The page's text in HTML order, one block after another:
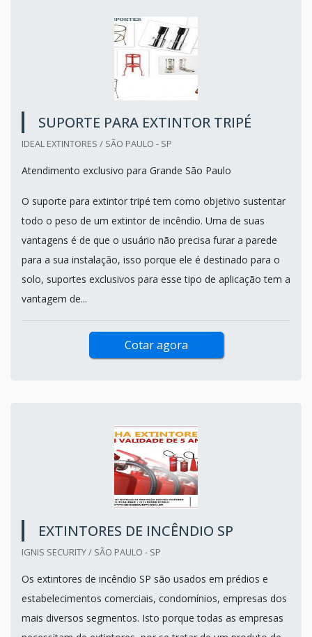
SUPORTE PARA EXTINTOR TRIPÉ
IDEAL EXTINTORES / SÃO PAULO - SP
Atendimento exclusivo para Grande São Paulo
O suporte para extintor tripé tem como objetivo sustentar
todo o peso de um extintor de incêndio. Uma de suas
vantagens é de que o usuário não precisa furar a parede
para a sua instalação, isso porque ele é destinado para o
solo, suportes exclusivos para esse tipo de aplicação tem a
vantagem de...
Cotar agora
EXTINTORES DE INCÊNDIO SP
IGNIS SECURITY / SÃO PAULO - SP
Os extintores de incêndio SP são usados em prédios e
estabelecimentos comerciais, condomínios, empresas dos
mais diversos segmentos. Isto porque todas as empresas